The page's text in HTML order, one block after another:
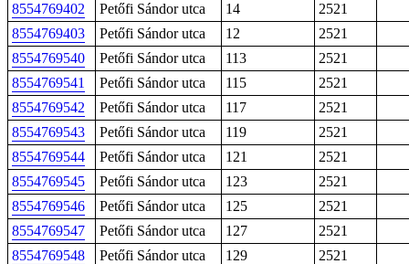
8554769402
Petőfi Sándor utca 14
2521
8554769403
Petőfi Sándor utca 12
2521
8554769540
Petőfi Sándor utca 113
2521
8554769541
Petőfi Sándor utca 115
2521
8554769542
Petőfi Sándor utca 117
2521
8554769543
Petőfi Sándor utca 119
2521
8554769544
Petőfi Sándor utca 121
2521
8554769545
Petőfi Sándor utca 123
2521
8554769546
Petőfi Sándor utca 125
2521
8554769547
Petőfi Sándor utca 127
2521
8554769548
Petőfi Sándor utca 129
2521